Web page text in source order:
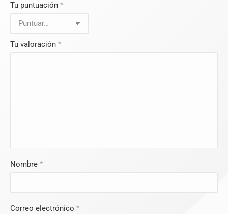
Tu puntuación *
Tu valoración *
Nombre *
Correo electrónico *